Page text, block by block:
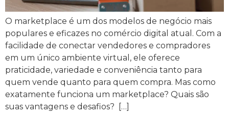
O marketplace é um dos modelos de negócio mais
populares e eficazes no comércio digital atual. Com a
facilidade de conectar vendedores e compradores
em um único ambiente virtual, ele oferece
praticidade, variedade e conveniência tanto para
quem vende quanto para quem compra. Mas como
exatamente funciona um marketplace? Quais são
suas vantagens e desafios? […]